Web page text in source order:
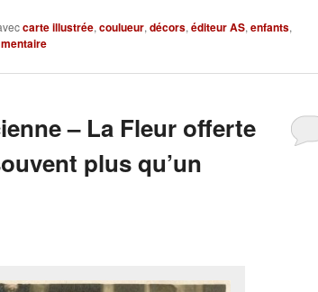
carte illustrée, coulueur, décors, éditeur AS, enfants,
– La Fleur offerte
plus qu’un